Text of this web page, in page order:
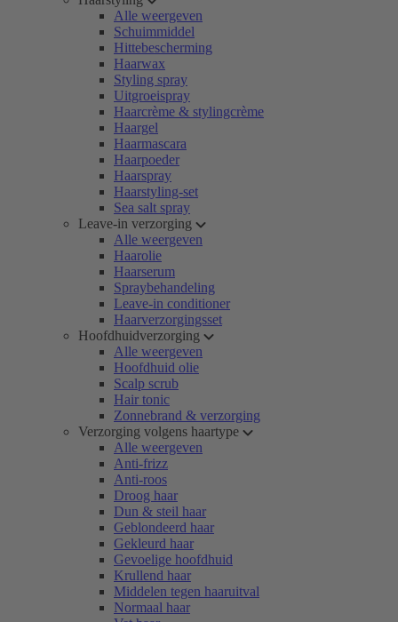
Alle weergeven
Schuimmiddel
Hittebescherming
Haarwax
Styling spray
Uitgroeispray
Haarcrème & stylingcrème
Haargel
Haarmascara
Haarpoeder
Haarspray
Haarstyling-set
Sea salt spray
Leave-in verzorging
Alle weergeven
Haarolie
Haarserum
Spraybehandeling
Leave-in conditioner
Haarverzorgingsset
Hoofdhuidverzorging
Alle weergeven
Hoofdhuid olie
Scalp scrub
Hair tonic
Zonnebrand & verzorging
Verzorging volgens haartype
Alle weergeven
Anti-frizz
Anti-roos
Droog haar
Dun & steil haar
Geblondeerd haar
Gekleurd haar
Gevoelige hoofdhuid
Krullend haar
Middelen tegen haaruitval
Normaal haar